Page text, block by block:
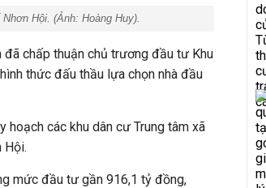
Hội. (Ảnh: Hoàng Huy).
đã chấp thuận chủ trương đầu tư Khu
thức đấu thầu lựa chọn nhà đầu
các khu dân cư Trung tâm xã
Hội.
mức đầu tư gần 916,1 tỷ đồng,